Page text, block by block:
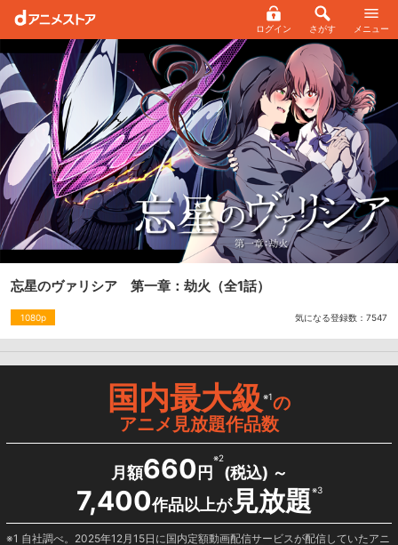
ログイン さがす メニュー
忘星のヴァリシア 第一章：劫火 （全1話）
1080p 気になる登録数： 7547
国内最大級※1の
アニメ見放題作品数
月額660 円
※2
(税込) ～
7,400作品以上が見放題※3
1 自社調べ。2025年12月15日に国内定額動画配信サービスが配信していたアニ